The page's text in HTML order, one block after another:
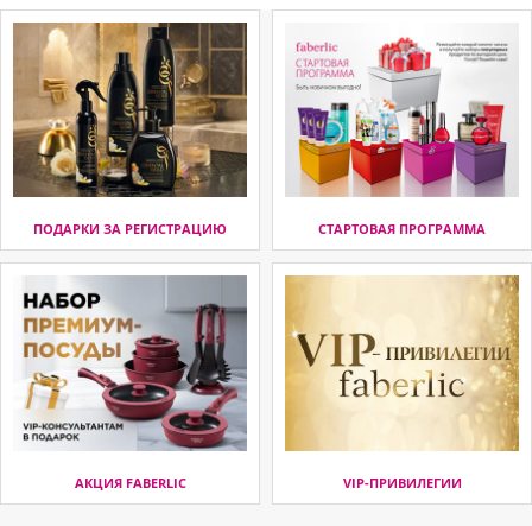
ПОДАРКИ ЗА РЕГИСТРАЦИЮ СТАРТОВАЯ ПРОГРАММА
АКЦИЯ FABERLIC VIP-ПРИВИЛЕГИИ